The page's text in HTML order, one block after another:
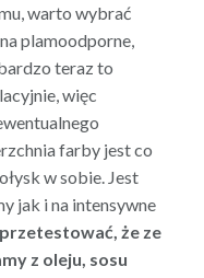
warto wybrać
plamoodporne,
teraz to
więc
farby jest co
w sobie. Jest
jak i na intensywne
że ze
z oleju, sosu